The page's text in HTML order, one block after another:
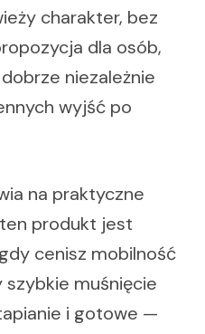
charakter, bez
dla osób,
niezależnie
wyjść po
na praktyczne
produkt jest
cenisz mobilność
muśnięcie
i gotowe —